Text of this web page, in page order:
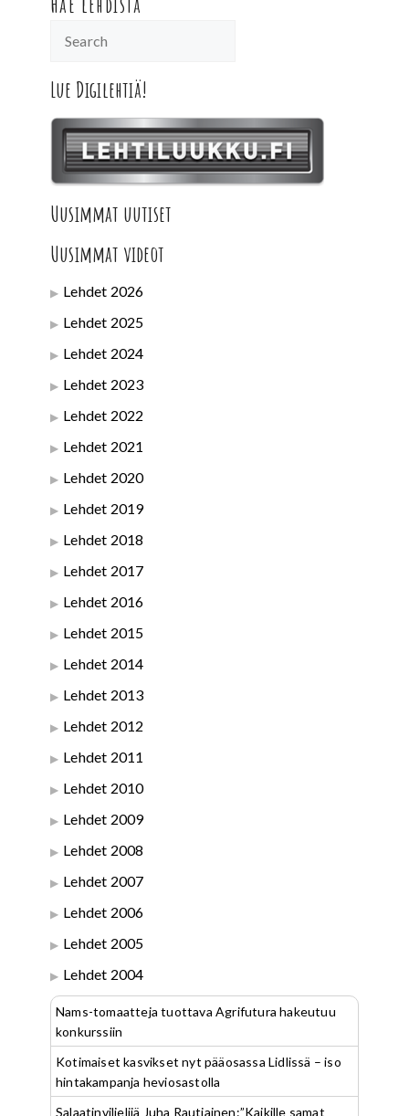
Lue Digilehtiä!
Uusimmat uutiset
Uusimmat videot
Lehdet 2026
Lehdet 2025
Lehdet 2024
Lehdet 2023
Lehdet 2022
Lehdet 2021
Lehdet 2020
Lehdet 2019
Lehdet 2018
Lehdet 2017
Lehdet 2016
Lehdet 2015
Lehdet 2014
Lehdet 2013
Lehdet 2012
Lehdet 2011
Lehdet 2010
Lehdet 2009
Lehdet 2008
Lehdet 2007
Lehdet 2006
Lehdet 2005
Lehdet 2004
Nams-tomaatteja tuottava Agrifutura hakeutuu
konkurssiin
Kotimaiset kasvikset nyt pääosassa Lidlissä – iso
hintakampanja heviosastolla
Salaatinviljelijä Juha Rautiainen:”Kaikille samat